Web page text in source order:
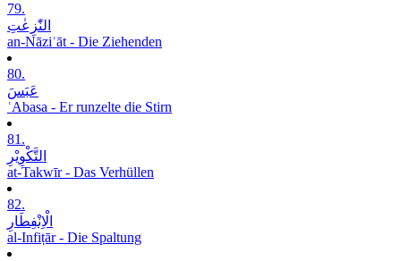
79.
النّٰزِعٰتِ
an-Nāziʿāt - Die Ziehenden
80.
عَبَسَ
ʿAbasa - Er runzelte die Stirn
81.
التَّکْوِیْرِ
at-Takwīr - Das Verhüllen
82.
الْاِنْفِطَارِ
al-Infiṭār - Die Spaltung